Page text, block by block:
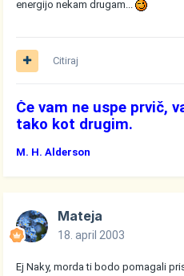
energijo nekam drugam...
Citiraj
Če vam ne uspe prvič,
tako kot drugim.
M. H. Alderson
Mateja
18. april 2003
Ej Naky, morda ti bodo pomagali